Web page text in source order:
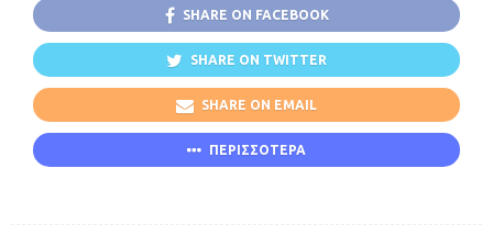
SHARE ON FACEBOOK
SHARE ON TWITTER
SHARE ON EMAIL
ΠΕΡΙΣΣΟΤΕΡΑ